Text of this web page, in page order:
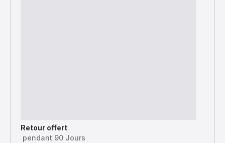
Retour offert
pendant 90 Jours